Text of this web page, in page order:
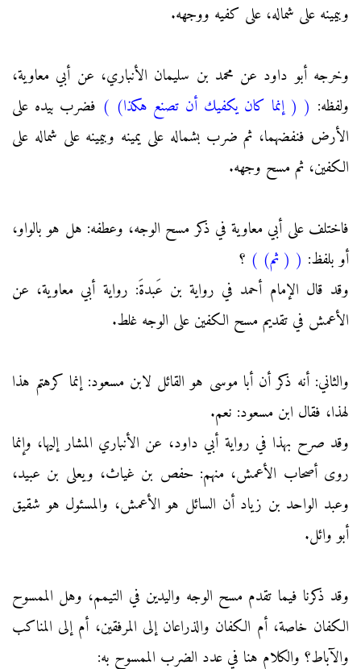
وبيمينه على شماله، على كفيه ووجهه.
وخرجه أبو داود عن محمد بن سليمان الأنباري، عن أبي معاوية،
ولفظه: ( ( إنما كان يكفيك أن تصنع هكذا) ) فضرب بيده على
الأرض فنفضهما، ثم ضرب بشماله على يمينه وبيمينه على شماله على
الكفين، ثم مسح وجهه.
فاختلف على أبي معاوية في ذكر مسح الوجه، وعطفه: هل هو بالواو،
أو بلفظ: ( ( ثم) ) ؟
وقد قال الإمام أحمد في رواية بن عَبدةَ: رواية أبي معاوية، عن
الأعمش في تقديم مسح الكفين على الوجه غلط.
والثاني: أنه ذكر أن أبا موسى هو القائل لابن مسعود: إنما كرهتم هذا
لهذا، فقال ابن مسعود: نعم.
وقد صرح بهذا في رواية أبي داود، عن الأنباري المشار إليها، وإنما
روى أصحاب الأعمش، منهم: حفص بن غياث، ويعلى بن عبيد،
وعبد الواحد بن زياد أن السائل هو الأعمش، والمسئول هو شقيق
أبو وائل.
وقد ذكرنا فيما تقدم مسح الوجه واليدين في التيمم، وهل الممسوح
الكفان خاصة، أم الكفان والذراعان إلى المرفقين، أم إلى المناكب
والآباط؟ والكلام هنا في عدد الضرب الممسوح به: